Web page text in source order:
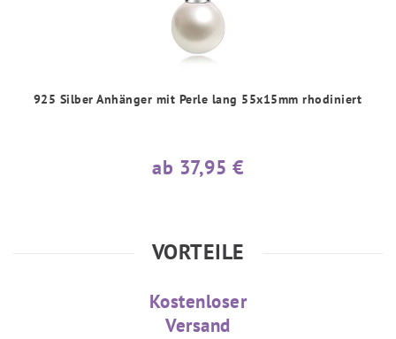
925 Silber Anhänger mit Perle lang 55x15mm rhodiniert
ab 37,95 €
VORTEILE
Kostenloser
Versand